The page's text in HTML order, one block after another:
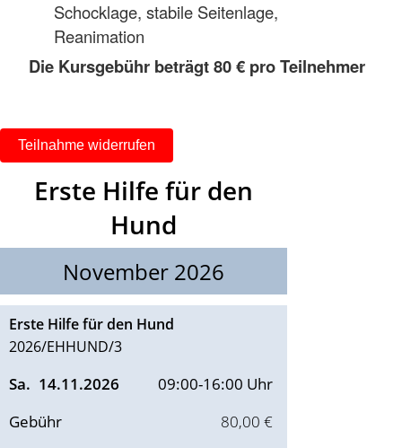
Schocklage, stabile Seitenlage,
Reanimation
Die Kursgebühr beträgt 80 € pro Teilnehmer